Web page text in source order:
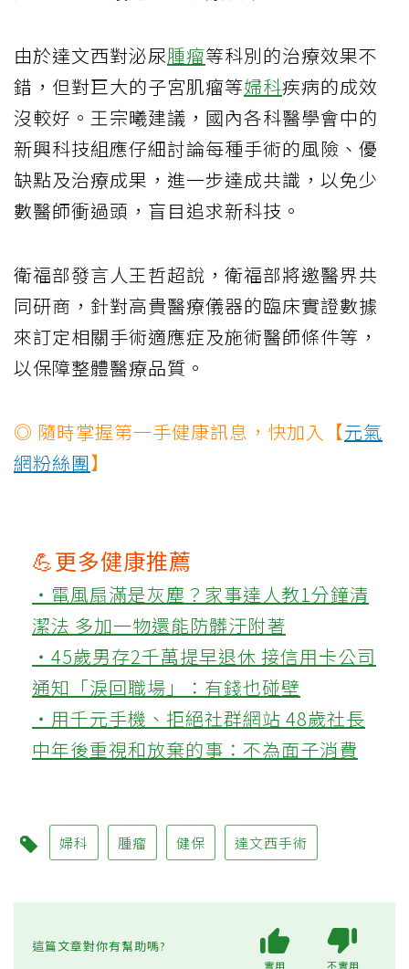
由於達文西對泌尿腫瘤等科別的治療效果不
錯，但對巨大的子宮肌瘤等婦科疾病的成效
沒較好。王宗曦建議，國內各科醫學會中的
新興科技組應仔細討論每種手術的風險、優
缺點及治療成果，進一步達成共識，以免少
數醫師衝過頭，盲目追求新科技。
衛福部發言人王哲超說，衛福部將邀醫界共
同研商，針對高貴醫療儀器的臨床實證數據
來訂定相關手術適應症及施術醫師條件等，
以保障整體醫療品質。
◎ 隨時掌握第一手健康訊息，快加入【元氣
網粉絲團】
💪更多健康推薦
‧電風扇滿是灰塵？家事達人教1分鐘清
潔法 多加一物還能防髒汙附著
‧45歲男存2千萬提早退休 接信用卡公司
通知「淚回職場」：有錢也碰壁
‧用千元手機、拒絕社群網站 48歲社長
中年後重視和放棄的事：不為面子消費
婦科 腫瘤 健保 達文西手術
這篇文章對你有幫助嗎?
實用 不實用